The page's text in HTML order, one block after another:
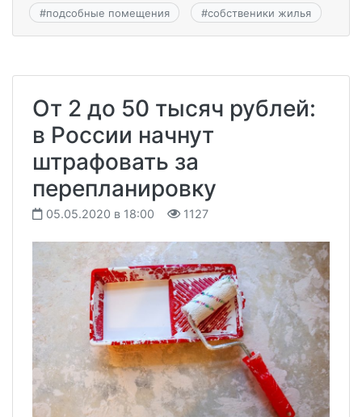
#подсобные помещения #собственики жилья
От 2 до 50 тысяч рублей:
в России начнут
штрафовать за
перепланировку
05.05.2020 в 18:00 1127